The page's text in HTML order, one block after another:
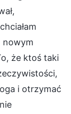
nowym
że ktoś taki
i otrzymać